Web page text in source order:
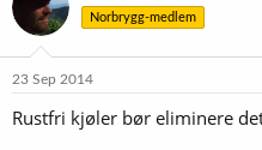
Norbrygg-medlem
23 Sep 2014
Rustfri kjøler bør eliminere